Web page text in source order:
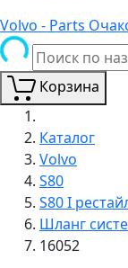
Volvo - Parts
Корзина
Каталог
Volvo
S80
S80 I
Шланг
16052